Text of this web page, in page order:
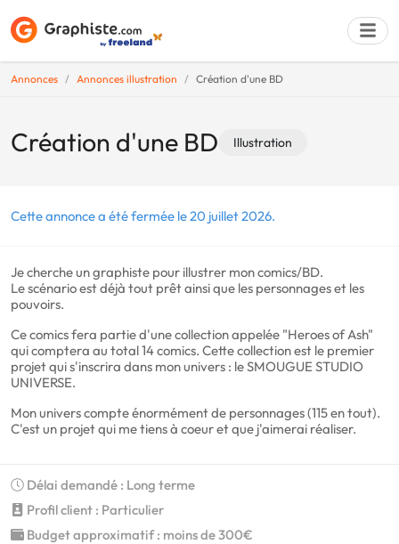
Annonces Annonces illustration Création d'une BD
Création d'une BD Illustration
Cette annonce a été fermée le 20 juillet 2026.
Je cherche un graphiste pour illustrer mon comics/BD.
Le scénario est déjà tout prêt ainsi que les personnages et les
pouvoirs.
Ce comics fera partie d'une collection appelée "Heroes of Ash"
qui comptera au total 14 comics. Cette collection est le premier
projet qui s'inscrira dans mon univers : le SMOUGUE STUDIO
UNIVERSE.
Mon univers compte énormément de personnages (115 en tout).
C'est un projet qui me tiens à coeur et que j'aimerai réaliser.
Délai demandé : Long terme
Profil client : Particulier
Budget approximatif : moins de 300€